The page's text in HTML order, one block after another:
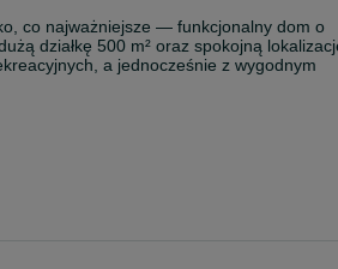
co najważniejsze — funkcjonalny dom o
działkę 500 m² oraz spokojną
a jednocześnie z wygodnym
2026r.